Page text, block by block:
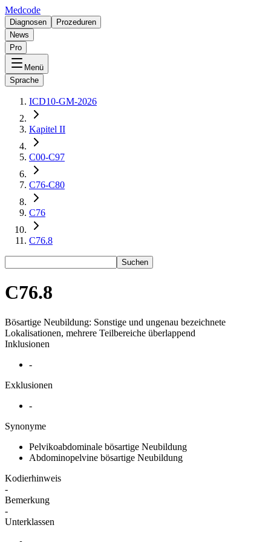
Medcode
Diagnosen
Prozeduren
News
Pro
Menü
Sprache
ICD10-GM-2026
Kapitel II
C00-C97
C76-C80
C76
C76.8
Suchen
C76.8
Bösartige Neubildung: Sonstige und ungenau bezeichnete
Lokalisationen, mehrere Teilbereiche überlappend
Inklusionen
-
Exklusionen
-
Synonyme
Pelvikoabdominale bösartige Neubildung
Abdominopelvine bösartige Neubildung
Kodierhinweis
-
Bemerkung
-
Unterklassen